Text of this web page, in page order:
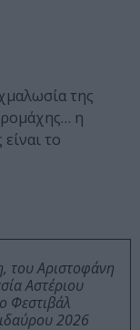
της
η
το
του Αριστοφάνη
Αστέριου
Φεστιβάλ
2026